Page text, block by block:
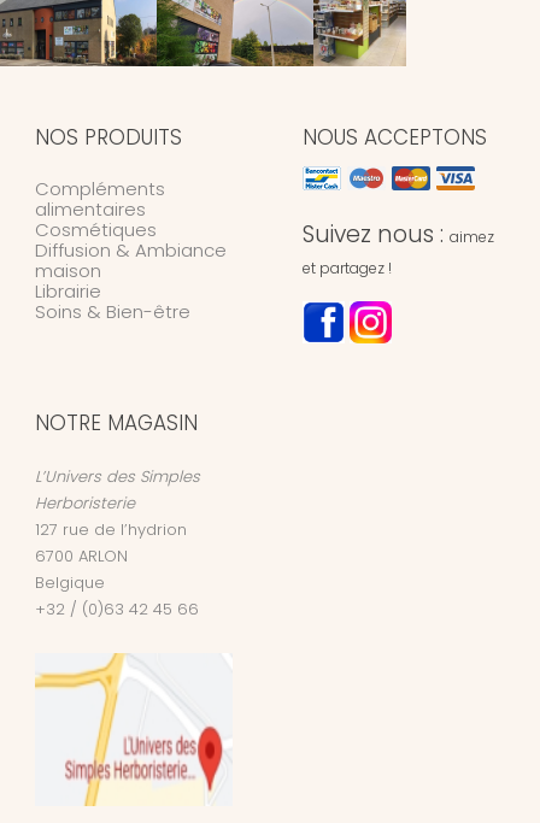
NOS PRODUITS
Compléments
alimentaires
Cosmétiques
Diffusion & Ambiance
maison
Librairie
Soins & Bien-être
NOUS ACCEPTONS
Suivez nous : aimez
et partagez !
NOTRE MAGASIN
L’Univers des Simples
Herboristerie
127 rue de l’hydrion
6700 ARLON
Belgique
+32 / (0)63 42 45 66